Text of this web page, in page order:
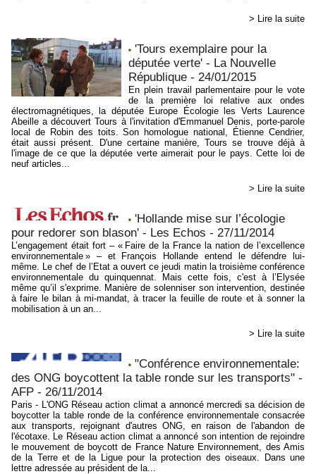
> Lire la suite
'Tours exemplaire pour la
députée verte' - La Nouvelle
République - 24/01/2015
En plein travail parlementaire pour le vote
de la première loi relative aux ondes
électromagnétiques, la députée Europe Écologie les Verts Laurence
Abeille a découvert Tours à l'invitation d'Emmanuel Denis, porte-parole
local de Robin des toits. Son homologue national, Étienne Cendrier,
était aussi présent. D'une certaine manière, Tours se trouve déjà à
l'image de ce que la députée verte aimerait pour le pays. Cette loi de
neuf articles...
> Lire la suite
'Hollande mise sur l’écologie
pour redorer son blason' - Les Echos - 27/11/2014
L’engagement était fort – « Faire de la France la nation de l’excellence
environnementale » – et François Hollande entend le défendre lui-
même. Le chef de l’Etat a ouvert ce jeudi matin la troisième conférence
environnementale du quinquennat. Mais cette fois, c'est à l’Elysée
même qu’il s'exprime. Manière de solenniser son intervention, destinée
à faire le bilan à mi-mandat, à tracer la feuille de route et à sonner la
mobilisation à un an...
> Lire la suite
"Conférence environnementale:
des ONG boycottent la table ronde sur les transports" -
AFP - 26/11/2014
Paris - L'ONG Réseau action climat a annoncé mercredi sa décision de
boycotter la table ronde de la conférence environnementale consacrée
aux transports, rejoignant d'autres ONG, en raison de l'abandon de
l'écotaxe. Le Réseau action climat a annoncé son intention de rejoindre
le mouvement de boycott de France Nature Environnement, des Amis
de la Terre et de la Ligue pour la protection des oiseaux. Dans une
lettre adressée au président de la...